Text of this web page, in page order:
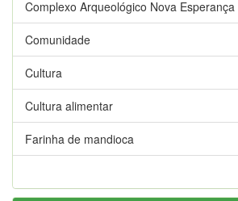
Complexo Arqueológico Nova Esperança
Comunidade
Cultura
Cultura alimentar
Farinha de mandioca